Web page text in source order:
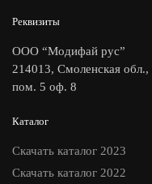
Реквизиты
ООО “Модифай рус”
214013, Смоленская
пом. 5 оф. 8
Каталог
Скачать каталог 2023
Скачать каталог 2022